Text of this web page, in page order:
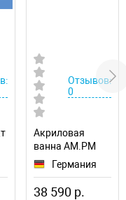
Отзывов:
0
Акриловая
ванна AM.PM
Func 170х70
W84A-170-070W-
A
Германия
38 590 р.